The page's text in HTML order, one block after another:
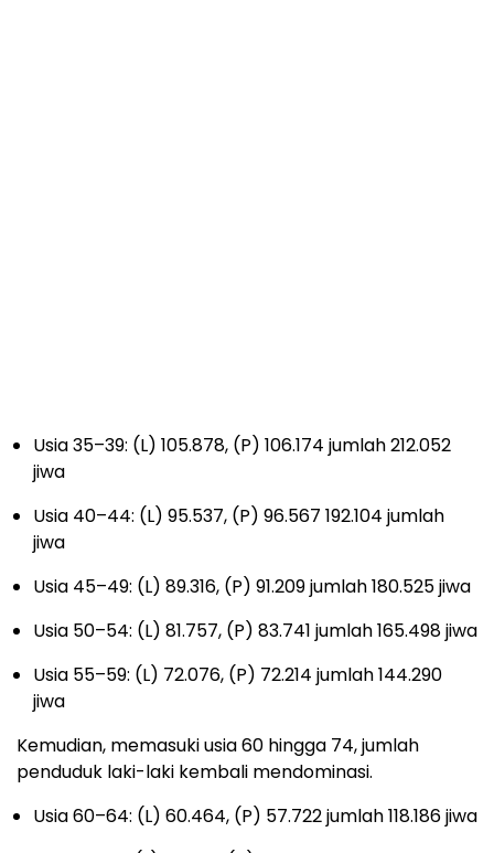
Usia 35–39: (L) 105.878, (P) 106.174 jumlah 212.052
jiwa
Usia 40–44: (L) 95.537, (P) 96.567 192.104 jumlah
jiwa
Usia 45–49: (L) 89.316, (P) 91.209 jumlah 180.525 jiwa
Usia 50–54: (L) 81.757, (P) 83.741 jumlah 165.498 jiwa
Usia 55–59: (L) 72.076, (P) 72.214 jumlah 144.290
jiwa
Kemudian, memasuki usia 60 hingga 74, jumlah
penduduk laki-laki kembali mendominasi.
Usia 60–64: (L) 60.464, (P) 57.722 jumlah 118.186 jiwa